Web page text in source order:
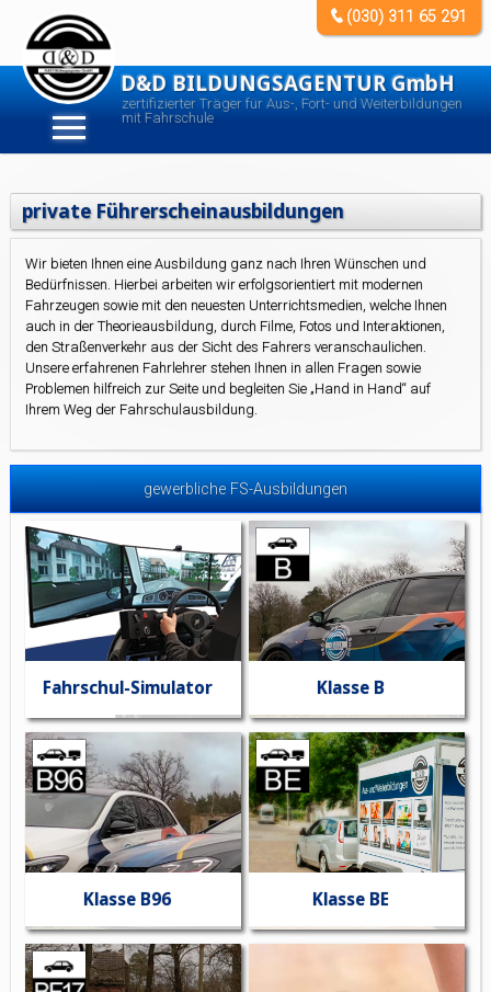
D&D BILDUNGSAGENTUR GmbH
zertifizierter Träger für Aus-, Fort- und Weiterbildungen
mit Fahrschule
(030) 311 65 291
private Führerscheinausbildungen
Wir bieten Ihnen eine Ausbildung ganz nach Ihren Wünschen und
Bedürfnissen. Hierbei arbeiten wir erfolgsorientiert mit modernen
Fahrzeugen sowie mit den neuesten Unterrichtsmedien, welche Ihnen
auch in der Theorieausbildung, durch Filme, Fotos und Interaktionen,
den Straßenverkehr aus der Sicht des Fahrers veranschaulichen.
Unsere erfahrenen Fahrlehrer stehen Ihnen in allen Fragen sowie
Problemen hilfreich zur Seite und begleiten Sie „Hand in Hand“ auf
Ihrem Weg der Fahrschulausbildung.
private FS-Ausbildungen
gewerbliche FS-Ausbildungen
Fahrschul-Simulator Klasse B
Klasse B96 Klasse BE